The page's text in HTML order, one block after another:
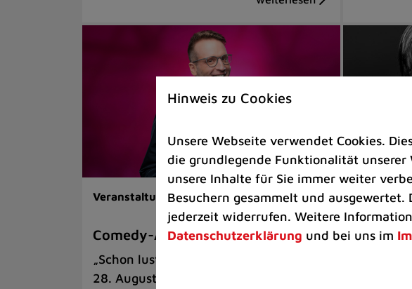
Veranstaltungen | Kunst & Kultur
Comedy-Abend mit Benni Stark
„Schon lustig, wenn’s witzig ist!“ am
28. August auf der Sommerbühne an
Hinweis zu Cookies
Unsere Webseite verwendet Cookies.
die grundlegende Funktionalität unserer
unsere Inhalte für Sie immer weiter
Besuchern gesammelt und ausgewertet.
jederzeit widerrufen. Weitere
Datenschutzerklärung und bei uns im